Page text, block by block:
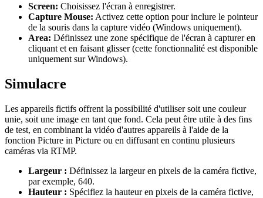
Screen: Choisissez l'écran à enregistrer.
Capture Mouse: Activez cette option pour inclure le pointeur
de la souris dans la capture vidéo (Windows uniquement).
Area: Définissez une zone spécifique de l'écran à capturer en
cliquant et en faisant glisser (cette fonctionnalité est disponible
uniquement sur Windows).
Simulacre
Les appareils fictifs offrent la possibilité d'utiliser soit une couleur
unie, soit une image en tant que fond. Cela peut être utile à des fins
de test, en combinant la vidéo d'autres appareils à l'aide de la
fonction Picture in Picture ou en diffusant en continu plusieurs
caméras via RTMP.
Largeur : Définissez la largeur en pixels de la caméra fictive,
par exemple, 640.
Hauteur : Spécifiez la hauteur en pixels de la caméra fictive,